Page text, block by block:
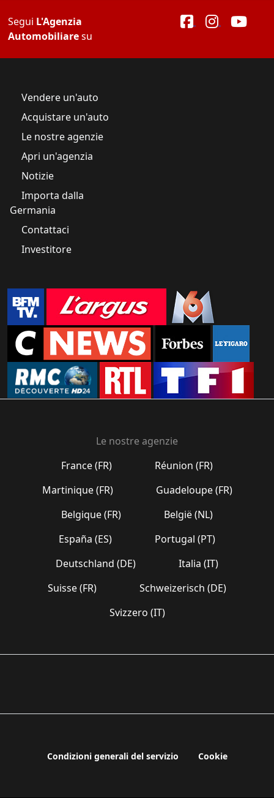
Segui L'Agenzia
Automobiliaresu
Vendere un'auto
Acquistare un'auto
Le nostre agenzie
Apri un'agenzia
Notizie
Importa dalla
Germania
Contattaci
Investitore
Le nostre agenzie
France (FR)
Réunion (FR)
Martinique (FR)
Guadeloupe (FR)
Belgique (FR)
België (NL)
España (ES)
Portugal (PT)
Deutschland (DE)
Italia (IT)
Suisse (FR)
Schweizerisch (DE)
Svizzero (IT)
Condizioni generali del servizio Cookie